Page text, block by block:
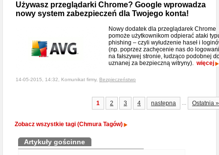
Używasz przeglądarki Chrome? Google wprowadza
nowy system zabezpieczeń dla Twojego konta!
Nowy dodatek dla przeglądarek Chrome
pomoże użytkownikom odpierać ataki
phishing – czyli wyłudzenie haseł i
(np. poprzez zachęcenie nas do
na fałszywej stronie, łudząco podobnej
uznanej za bezpieczną witryny). więcej
14-05-2015, 14:32, Komunikat firmy, Bezpieczeństwo
1 2 3 4 następna ... Ostatnia »
Zobacz wszystkie tagi (Chmura Tagów)
Artykuły gościnne